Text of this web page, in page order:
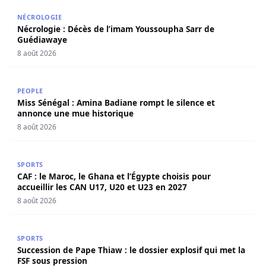
NÉCROLOGIE
Nécrologie : Décès de l’imam Youssoupha Sarr de
Guédiawaye
8 août 2026
PEOPLE
Miss Sénégal : Amina Badiane rompt le silence et
annonce une mue historique
8 août 2026
SPORTS
CAF : le Maroc, le Ghana et l’Égypte choisis pour
accueillir les CAN U17, U20 et U23 en 2027
8 août 2026
SPORTS
Succession de Pape Thiaw : le dossier explosif qui met la
FSF sous pression